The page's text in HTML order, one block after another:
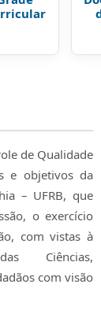
de Qualidade
e objetivos da
– UFRB, que
o exercício
com vistas à
Ciências,
com visão